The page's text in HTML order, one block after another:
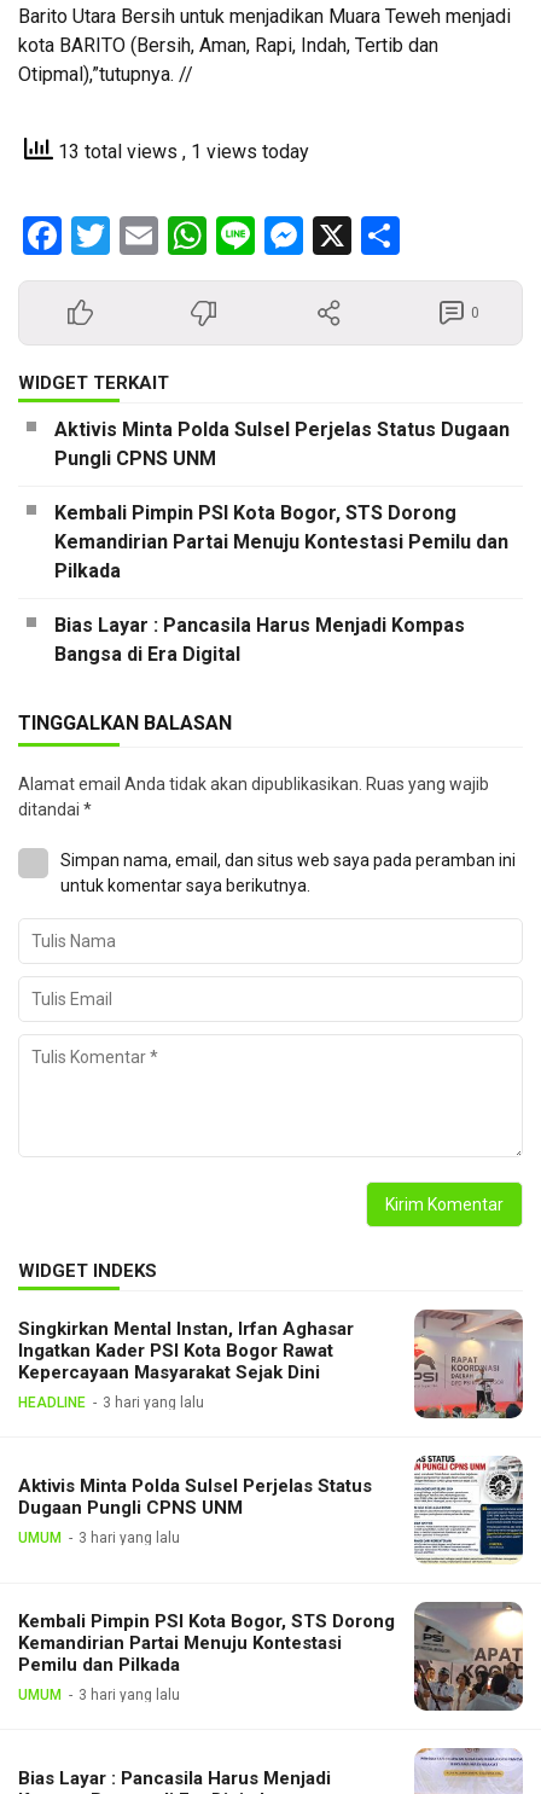
Barito Utara Bersih untuk menjadikan Muara Teweh menjadi
kota BARITO (Bersih, Aman, Rapi, Indah, Tertib dan
Otipmal),”tutupnya. //
13 total views , 1 views today
Facebook
Twitter
EmailWhatsApp
LineMessenger
X
0
WIDGET TERKAIT
Aktivis Minta Polda Sulsel Perjelas Status Dugaan
Pungli CPNS UNM
Kembali Pimpin PSI Kota Bogor, STS Dorong
Kemandirian Partai Menuju Kontestasi Pemilu dan
Pilkada
Bias Layar : Pancasila Harus Menjadi Kompas
Bangsa di Era Digital
TINGGALKAN BALASAN
Alamat email Anda tidak akan dipublikasikan. Ruas yang wajib
ditandai *
Simpan nama, email, dan situs web saya pada peramban ini
untuk komentar saya berikutnya.
WIDGET INDEKS
Singkirkan Mental Instan, Irfan Aghasar
Ingatkan Kader PSI Kota Bogor Rawat
Kepercayaan Masyarakat Sejak Dini
HEADLINE 3 hari yang lalu
Aktivis Minta Polda Sulsel Perjelas Status
Dugaan Pungli CPNS UNM
UMUM 3 hari yang lalu
Kembali Pimpin PSI Kota Bogor, STS Dorong
Kemandirian Partai Menuju Kontestasi
Pemilu dan Pilkada
UMUM 3 hari yang lalu
Bias Layar : Pancasila Harus Menjadi